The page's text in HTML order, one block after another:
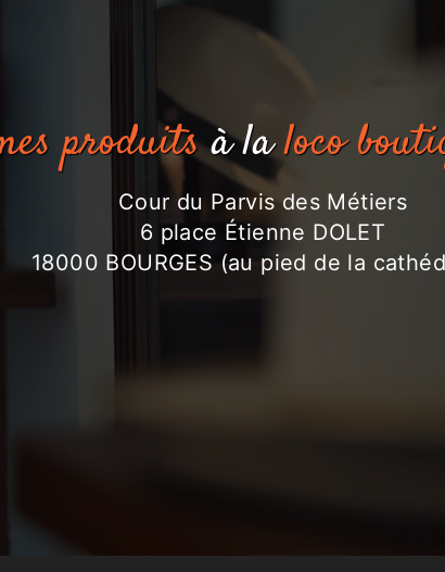
produitsà laloco
Cour du Parvis des Métiers
6 place Étienne DOLET
18000 BOURGES (au pied de la